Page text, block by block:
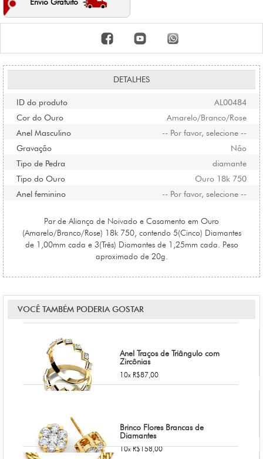
DETALHES
ID do produto AL00484
Cor do Ouro Amarelo/Branco/Rose
Anel Masculino -- Por favor, selecione --
Gravação Não
Tipo de Pedra diamante
Tipo do Ouro Ouro 18k 750
Anel feminino -- Por favor, selecione --
Par de Aliança de Noivado e Casamento em Ouro
(Amarelo/Branco/Rose) 18k 750, contendo 5(Cinco) Diamantes
de 1,00mm cada e 3(Três) Diamantes de 1,25mm cada. Peso
aproximado de 20g.
VOCÊ TAMBÉM PODERIA GOSTAR
Anel Traços de Triângulo com
Zircônias
10x R$87,00
Brinco Flores Brancas de
Diamantes
10x R$158,00